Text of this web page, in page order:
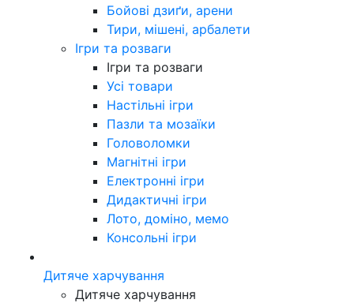
Бойові дзиґи, арени
Тири, мішені, арбалети
Ігри та розваги
Ігри та розваги
Усі товари
Настільні ігри
Пазли та мозаїки
Головоломки
Магнітні ігри
Електронні ігри
Дидактичні ігри
Лото, доміно, мемо
Консольні ігри
Дитяче харчування
Дитяче харчування